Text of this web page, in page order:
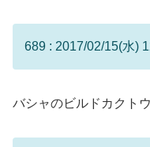
689 : 2017/02/15(水)
バシャのビルドカクト